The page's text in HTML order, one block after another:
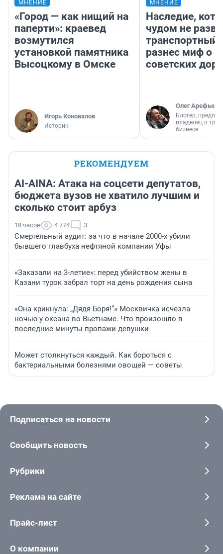
МНЕНИЕ
«Город — как нищий на
паперти»: краевед
возмутился
установкой памятника
Высоцкому в Омске
Игорь Коновалов
Историк
МНЕНИЕ
Наследие,
чудом не
транспортный
разнес миф о
советских
Олег Арефьев
Блогер,
владелец в
бизнесе
РЕКОМЕНДУЕМ
AI-AINA: Атака на соцсети депутатов,
бюджета вузов не хватило лучшим и
сколько стоит арбуз
18 часов 4 774 3
Смертельный аудит: за что в начале 2000-х убили
бывшего главбуха нефтяной компании Уфы
«Заказали на 3-летие»: перед убийством жены в
Казани турок забрал торт на день рождения сына
«Она крикнула: „Дядя Боря!“» Москвичка исчезла
ночью у океана во Вьетнаме. Что произошло в
последние минуты пропажи девушки
Может столкнуться каждый. Как бороться с
бактериальными болезнями овощей — советы
Подписаться на новости
Сообщить новость
Рубрики
Реклама на сайте
Прайс-лист
О компании